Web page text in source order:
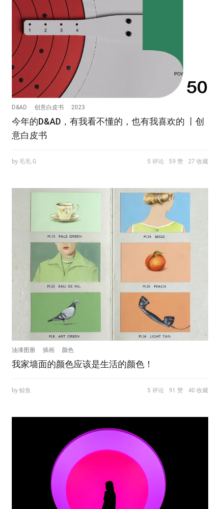
D&AD 创意白皮书 2023
今年的D&AD，有我看不懂的，也有我喜欢的 丨创
意白皮书
by 毛毛.G 5 评论 59 赞 27 收藏
油漆图册 插画 颜色
我家墙面的颜色应该是生活的颜色！
by 鲸鱼 5 评论 91 赞 40 收藏